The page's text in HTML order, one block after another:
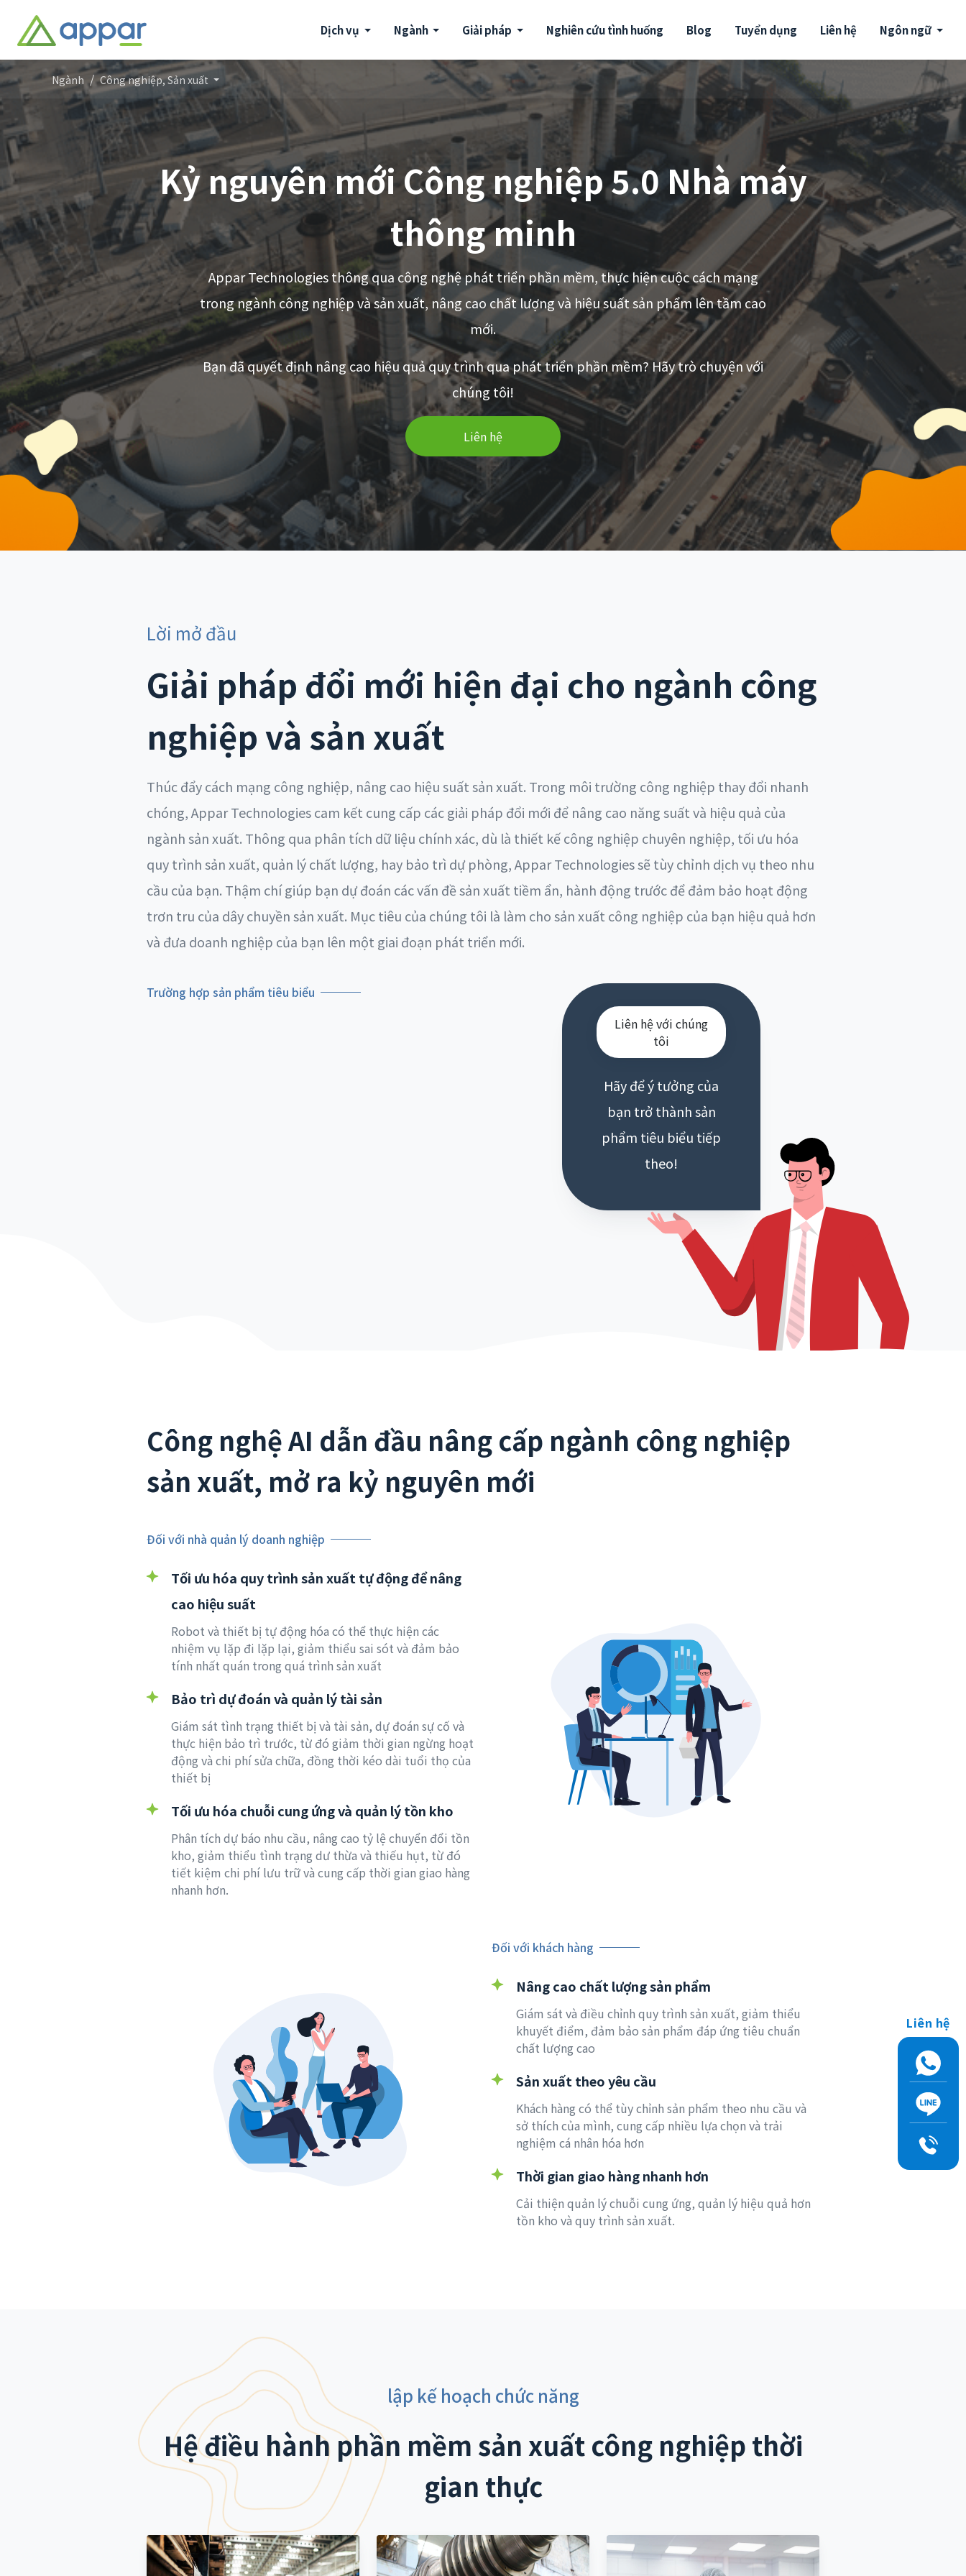
Dịch vụ Ngành Giải pháp Nghiên cứu tình huống Blog Tuyển dụng Liên hệ Ngôn ngữ
Ngành Công nghiệp, Sản xuất
Kỷ nguyên mới Công nghiệp 5.0 Nhà máy
thông minh
Appar Technologies thông qua công nghệ phát triển phần mềm, thực hiện cuộc cách mạng
trong ngành công nghiệp và sản xuất, nâng cao chất lượng và hiệu suất sản phẩm lên tầm cao
mới.
Bạn đã quyết định nâng cao hiệu quả quy trình qua phát triển phần mềm? Hãy trò chuyện với
chúng tôi!
Liên hệ
Lời mở đầu
Giải pháp đổi mới hiện đại cho ngành công
nghiệp và sản xuất
Thúc đẩy cách mạng công nghiệp, nâng cao hiệu suất sản xuất. Trong môi trường công nghiệp thay đổi nhanh
chóng, Appar Technologies cam kết cung cấp các giải pháp đổi mới để nâng cao năng suất và hiệu quả của
ngành sản xuất. Thông qua phân tích dữ liệu chính xác, dù là thiết kế công nghiệp chuyên nghiệp, tối ưu hóa
quy trình sản xuất, quản lý chất lượng, hay bảo trì dự phòng, Appar Technologies sẽ tùy chỉnh dịch vụ theo nhu
cầu của bạn. Thậm chí giúp bạn dự đoán các vấn đề sản xuất tiềm ẩn, hành động trước để đảm bảo hoạt động
trơn tru của dây chuyền sản xuất. Mục tiêu của chúng tôi là làm cho sản xuất công nghiệp của bạn hiệu quả hơn
và đưa doanh nghiệp của bạn lên một giai đoạn phát triển mới.
Trường hợp sản phẩm tiêu biểu
Liên hệ với chúng
tôi
Hãy để ý tưởng của
bạn trở thành sản
phẩm tiêu biểu tiếp
theo!
Công nghệ AI dẫn đầu nâng cấp ngành công nghiệp
sản xuất, mở ra kỷ nguyên mới
Đối với nhà quản lý doanh nghiệp
Tối ưu hóa quy trình sản xuất tự động để nâng
cao hiệu suất
Robot và thiết bị tự động hóa có thể thực hiện các
nhiệm vụ lặp đi lặp lại, giảm thiểu sai sót và đảm bảo
tính nhất quán trong quá trình sản xuất
Bảo trì dự đoán và quản lý tài sản
Giám sát tình trạng thiết bị và tài sản, dự đoán sự cố và
thực hiện bảo trì trước, từ đó giảm thời gian ngừng hoạt
động và chi phí sửa chữa, đồng thời kéo dài tuổi thọ của
thiết bị
Tối ưu hóa chuỗi cung ứng và quản lý tồn kho
Phân tích dự báo nhu cầu, nâng cao tỷ lệ chuyển đổi tồn
kho, giảm thiểu tình trạng dư thừa và thiếu hụt, từ đó
tiết kiệm chi phí lưu trữ và cung cấp thời gian giao hàng
nhanh hơn.
Đối với khách hàng
Nâng cao chất lượng sản phẩm
Giám sát và điều chỉnh quy trình sản xuất, giảm thiểu
khuyết điểm, đảm bảo sản phẩm đáp ứng tiêu chuẩn
chất lượng cao
Sản xuất theo yêu cầu
Khách hàng có thể tùy chỉnh sản phẩm theo nhu cầu và
sở thích của mình, cung cấp nhiều lựa chọn và trải
nghiệm cá nhân hóa hơn
Thời gian giao hàng nhanh hơn
Cải thiện quản lý chuỗi cung ứng, quản lý hiệu quả hơn
tồn kho và quy trình sản xuất.
lập kế hoạch chức năng
Hệ điều hành phần mềm sản xuất công nghiệp thời
gian thực
Liên hệ